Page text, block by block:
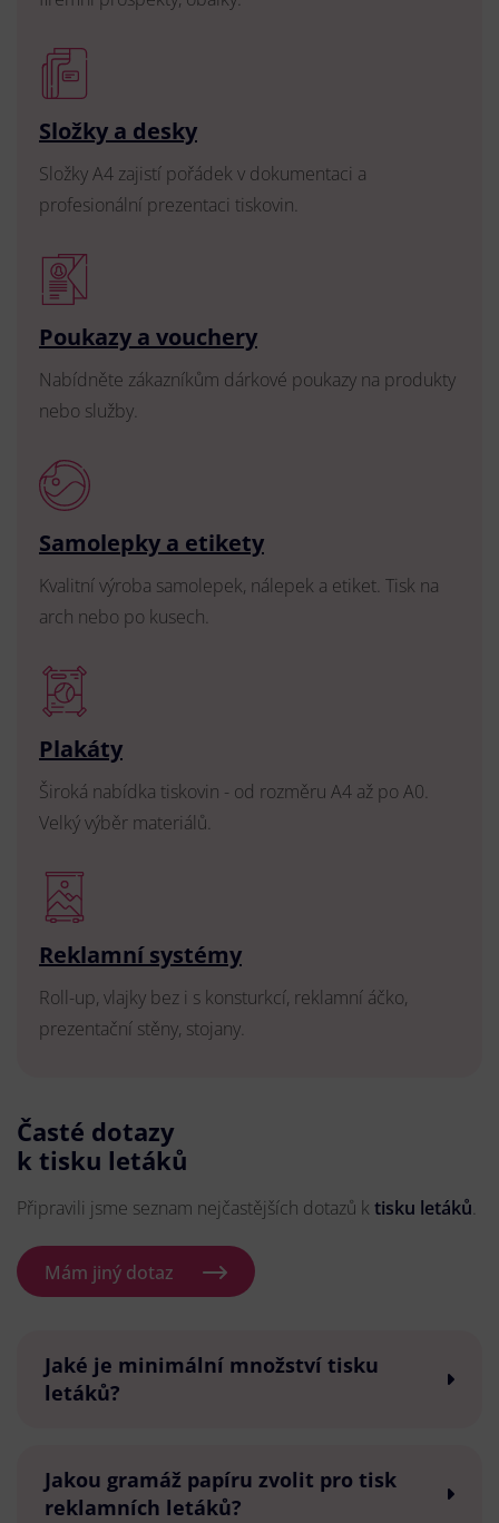
Složky a desky
Složky A4 zajistí pořádek v dokumentaci a
profesionální prezentaci tiskovin.
Poukazy a vouchery
Nabídněte zákazníkům dárkové poukazy na produkty
nebo služby.
Samolepky a etikety
Kvalitní výroba samolepek, nálepek a etiket. Tisk na
arch nebo po kusech.
Plakáty
Široká nabídka tiskovin - od rozměru A4 až po A0.
Velký výběr materiálů.
Reklamní systémy
Roll-up, vlajky bez i s konsturkcí, reklamní áčko,
prezentační stěny, stojany.
Časté dotazy
k tisku letáků
Připravili jsme seznam nejčastějších dotazů k tisku letáků.
Mám jiný dotaz
Jaké je minimální množství tisku
letáků?
Jakou gramáž papíru zvolit pro tisk
reklamních letáků?